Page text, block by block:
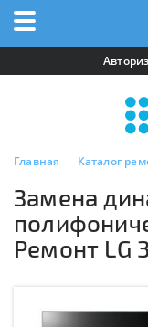
Главная Каталог
Замена
Ремонт LG